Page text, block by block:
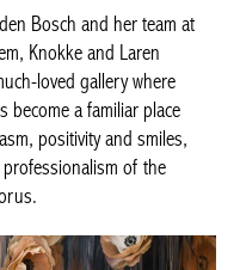
Bosch and her team at
Knokke and Laren
loved gallery where
become a familiar place
positivity and smiles,
of the